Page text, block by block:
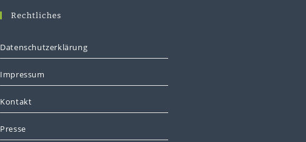
Rechtliches
Datenschutzerklärung
Impressum
Kontakt
Presse